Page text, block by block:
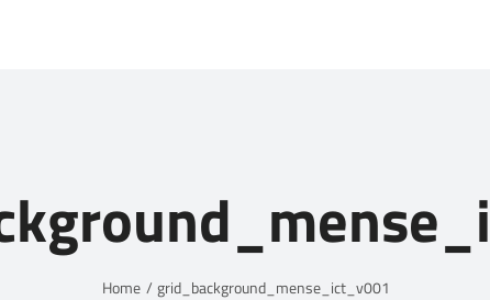
Home grid_background_mense_ict_v001